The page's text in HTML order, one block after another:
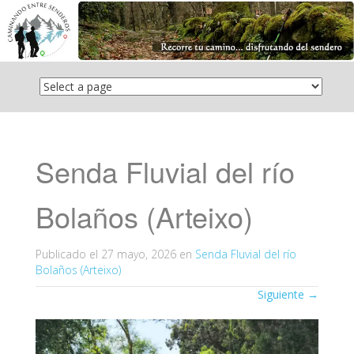
Saltar
contenido
Senda Fluvial del río
Bolaños (Arteixo)
Publicado el 27 mayo, 2026 en Senda Fluvial del río
Bolaños (Arteixo)
Siguiente →